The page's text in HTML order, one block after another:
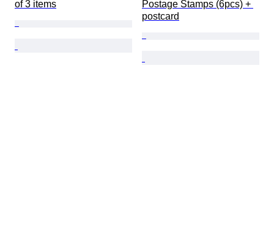
of 3 items
Postage Stamps (6pcs) +
postcard